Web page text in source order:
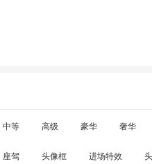
中等 高级 豪华 奢华
座驾 头像框 进场特效